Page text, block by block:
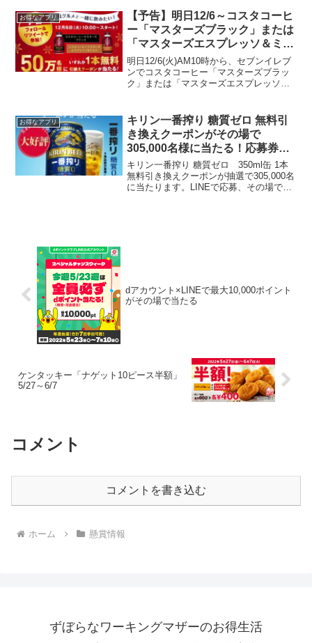
お得なアプリ
【予告】明日12/6～コスタコーヒ
ー「マスターズブラック」または
「マスターズエスプレッソ＆ミル
ク」が50万人に当たる！
明日12/6(火)AM10時から、セブンイレブ
ンでコスタコーヒー「マスターズブラッ
ク」または「マスターズエスプレッソ＆
選者は５０万人とのことなのでほぼ全プ
レでしょう...
お得なアプリ
キリン一番搾り 糖質ゼロ 無料引
き換えクーポンがその場で
305,000名様に当たる！応募券あ
り セブンアプリでPSB、サント
リー生ビールが抽選で当たる
キリン一番搾り 糖質ゼロ 350ml缶 1本
無料引き換えクーポンが抽選で305,000名
に当たります。LINEで応募、その場で当
dアカウント×LINEで最大10,000ポイント
がその場で当たる
ケンタッキー「ナゲット10ピース半額」
5/27～6/7
コメント
コメントを書き込む
ホーム 懸賞情報
ずぼらなワーキングマザーのお得生活